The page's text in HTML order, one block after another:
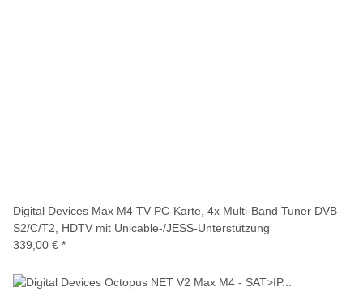
Digital Devices Max M4 TV PC-Karte, 4x Multi-Band Tuner DVB-
S2/C/T2, HDTV mit Unicable-/JESS-Unterstützung
339,00 € *